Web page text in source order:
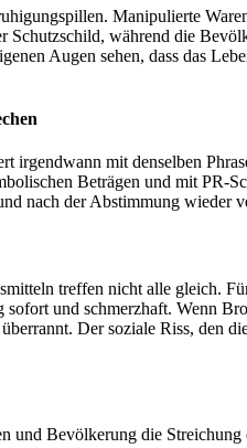
Manipulierte
Schutzschild, während die
Augen sehen, dass das
irgendwann mit denselben
Beträgen und mit
nach der Abstimmung
treffen nicht alle gleich.
sofort und schmerzhaft. Wenn
Der soziale Riss, den
und Bevölkerung die